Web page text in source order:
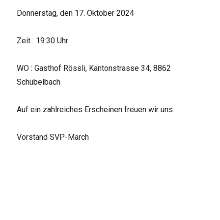
Donnerstag, den 17. Oktober 2024
Zeit : 19:30 Uhr
WO : Gasthof Rössli, Kantonstrasse 34, 8862
Schübelbach
Auf ein zahlreiches Erscheinen freuen wir uns.
Vorstand SVP-March